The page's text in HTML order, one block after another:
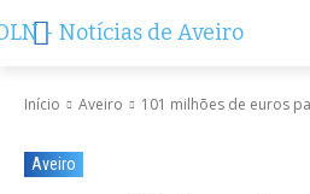
Início Aveiro 101 milhões de euros
Aveiro